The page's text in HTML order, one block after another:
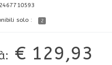
solo : 2
€ 129,93